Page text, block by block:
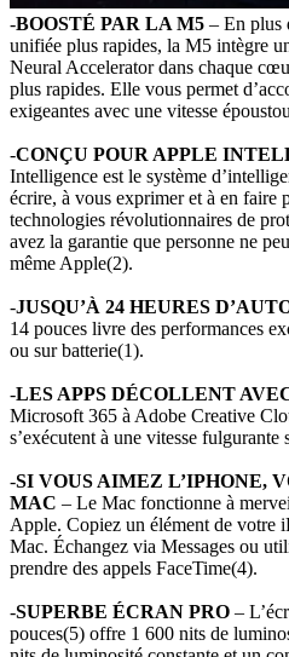
-BOOSTÉ PAR LA M5 – En plus
unifiée plus rapides, la M5 intègre
Neural Accelerator dans chaque
plus rapides. Elle vous permet
exigeantes avec une vitesse
-CONÇU POUR APPLE
Intelligence est le système
écrire, à vous exprimer et à en faire
technologies révolutionnaires de
avez la garantie que personne ne
même Apple(2).
-JUSQU’À 24 HEURES
14 pouces livre des performances
ou sur batterie(1).
-LES APPS DÉCOLLENT
Microsoft 365 à Adobe Creative
s’exécutent à une vitesse fulgurante
-SI VOUS AIMEZ L’IPHONE,
MAC – Le Mac fonctionne à
Apple. Copiez un élément de votre
Mac. Échangez via Messages ou
prendre des appels FaceTime(4).
-SUPERBE ÉCRAN PRO –
pouces(5) offre 1 600 nits de